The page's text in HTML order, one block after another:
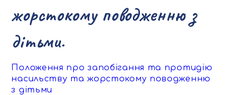
жорстокому поводженню з
дітьми.
Положення про запобігання та протидію
насильству та жорстокому поводженню
з дітьми